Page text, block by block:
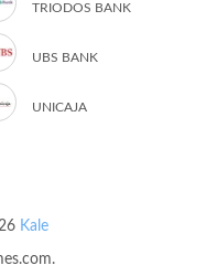
TRIODOS BANK
UBS BANK
UNICAJA
Kale